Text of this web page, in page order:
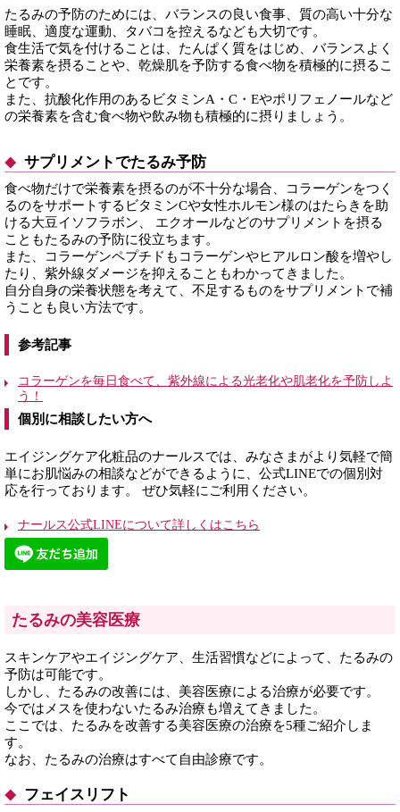
たるみの予防のためには、バランスの良い食事、質の高い十分な
睡眠、適度な運動、タバコを控えるなども大切です。
食生活で気を付けることは、たんぱく質をはじめ、バランスよく
栄養素を摂ることや、乾燥肌を予防する食べ物を積極的に摂るこ
とです。
また、抗酸化作用のあるビタミンA・C・Eやポリフェノールなど
の栄養素を含む食べ物や飲み物も積極的に摂りましょう。
サプリメントでたるみ予防
食べ物だけで栄養素を摂るのが不十分な場合、コラーゲンをつく
るのをサポートするビタミンCや女性ホルモン様のはたらきを助
ける大豆イソフラボン、 エクオールなどのサプリメントを摂る
こともたるみの予防に役立ちます。
また、コラーゲンペプチドもコラーゲンやヒアルロン酸を増やし
たり、紫外線ダメージを抑えることもわかってきました。
自分自身の栄養状態を考えて、不足するものをサプリメントで補
うことも良い方法です。
参考記事
コラーゲンを毎日食べて、紫外線による光老化や肌老化を予防しよ
う！
個別に相談したい方へ
エイジングケア化粧品のナールスでは、みなさまがより気軽で簡
単にお肌悩みの相談などができるように、公式LINEでの個別対
応を行っております。 ぜひ気軽にご利用ください。
ナールス公式LINEについて詳しくはこちら
たるみの美容医療
スキンケアやエイジングケア、生活習慣などによって、たるみの
予防は可能です。
しかし、たるみの改善には、美容医療による治療が必要です。
今ではメスを使わないたるみ治療も増えてきました。
ここでは、たるみを改善する美容医療の治療を5種ご紹介しま
す。
なお、たるみの治療はすべて自由診療です。
フェイスリフト